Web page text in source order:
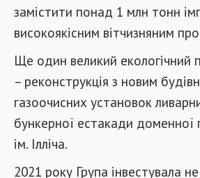
замістити понад 1 млн тонн
високоякісним вітчизняним
Ще один великий екологічний
– реконструкція з новим
газоочисних установок
бункерної естакади
ім. Ілліча.
2021 року Група інвестувала